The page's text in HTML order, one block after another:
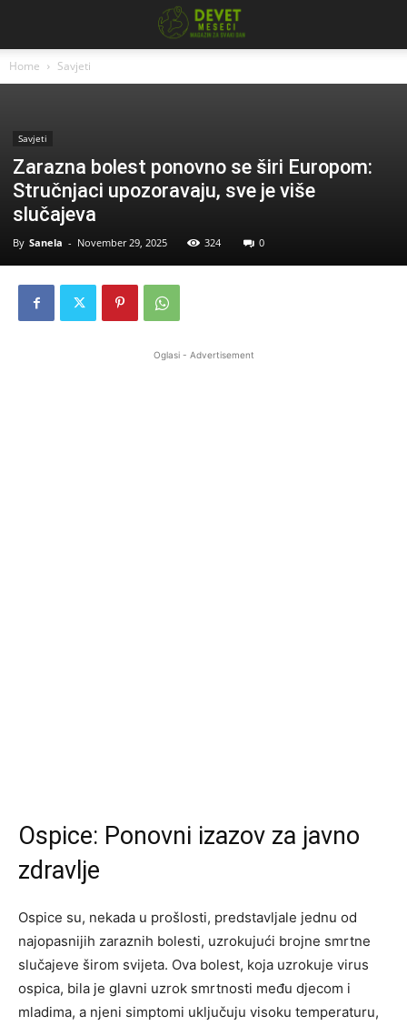
Home Savjeti
Savjeti
Zarazna bolest ponovno se širi Europom:
Stručnjaci upozoravaju, sve je više
slučajeva
By Sanela - November 29, 2025 324 0
Oglasi - Advertisement
Ospice: Ponovni izazov za javno
zdravlje
Ospice su, nekada u prošlosti, predstavljale jednu od
najopasnijih zaraznih bolesti, uzrokujući brojne smrtne
slučajeve širom svijeta. Ova bolest, koja uzrokuje virus
ospica, bila je glavni uzrok smrtnosti među djecom i
mladima, a njeni simptomi uključuju visoku temperaturu,